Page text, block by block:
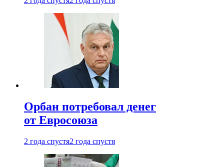
Орбан потребовал денег
от Евросоюза
2 года спустя2 года спустя